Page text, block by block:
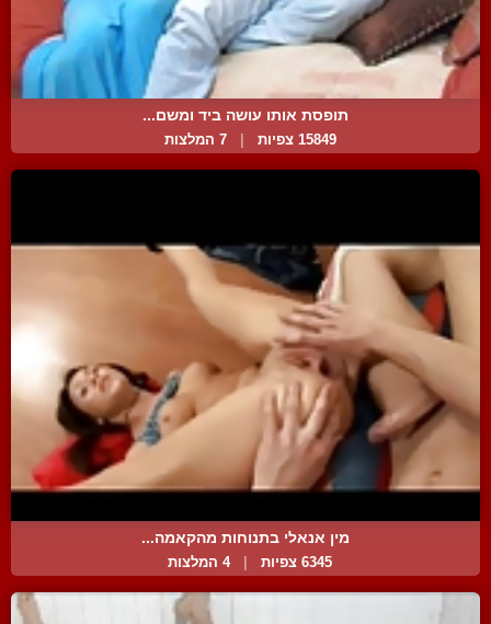
תופסת אותו עושה ביד ומשם...
15849 צפיות 7 המלצות
מין אנאלי בתנוחות מהקאמה...
6345 צפיות | 4 המלצות